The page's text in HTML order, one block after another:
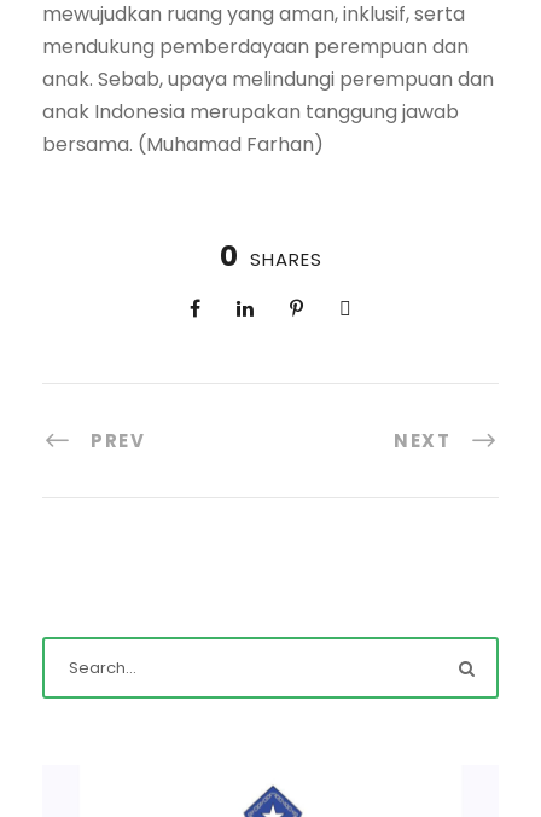
mewujudkan ruang yang aman, inklusif, serta
mendukung pemberdayaan perempuan dan
anak. Sebab, upaya melindungi perempuan dan
anak Indonesia merupakan tanggung jawab
bersama. (Muhamad Farhan)
0 SHARES
PREV NEXT